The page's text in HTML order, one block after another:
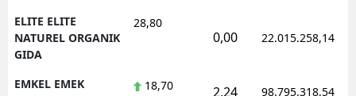
ELITE ELITE
NATUREL ORGANIK
GIDA
28,80
0,00 22.015.258,14
EMKEL EMEK
18,70 2,24 98.795.318,54